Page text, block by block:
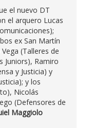
el nuevo DT
el arquero Lucas
ex San Martín
(Talleres de
Juniors), Ramiro
y Justicia) y
y los
Nicolás
(Defensores de
Maggiolo